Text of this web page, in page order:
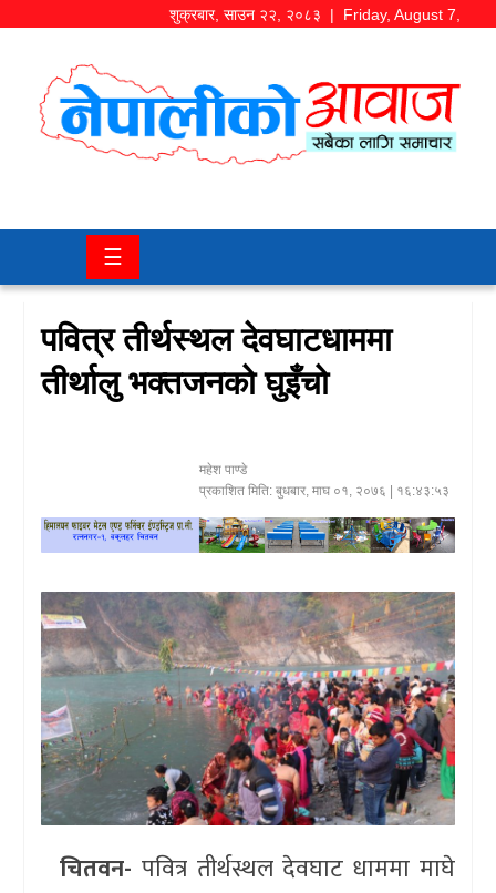
शुक्रबार, साउन २२, २०८३ | Friday, August 7,
समाज/
चितवन
कला/
मनोरञ्जन
खेलकुद
प्रवास/
विश्व
स्वास्थ्य/
रोचक
विचार/
☰
पवित्र तीर्थस्थल देवघाटधाममा
तीर्थालु भक्तजनको घुइँचो
महेश पाण्डे
प्रकाशित मिति: बुधबार, माघ ०१, २०७६ | १६:४३:५३
चितवन- पवित्र तीर्थस्थल देवघाट धाममा माघे